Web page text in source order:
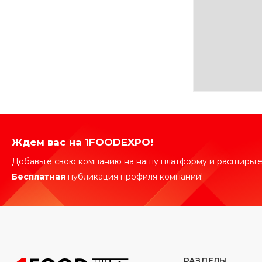
Ждем вас на 1FOODEXPO!
Добавьте свою компанию на нашу платформу и
Бесплатная публикация профиля компании!